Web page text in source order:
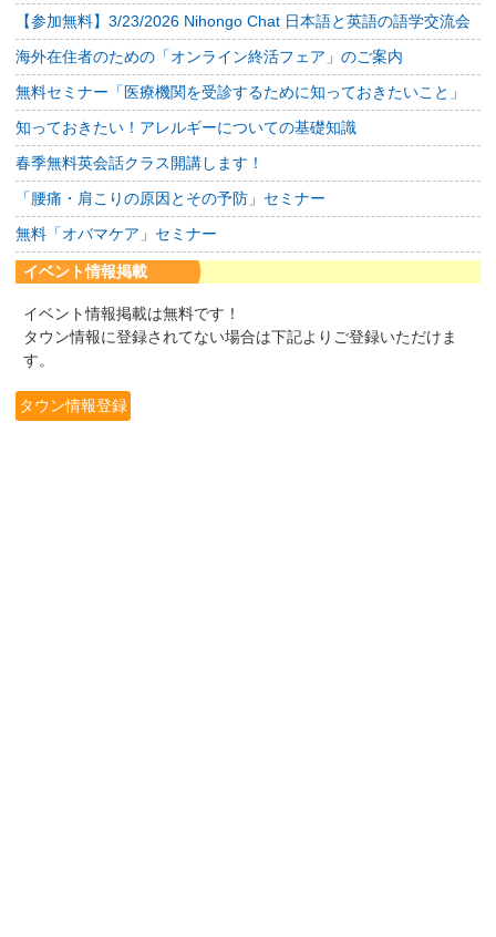
【参加無料】3/23/2026 Nihongo Chat 日本語と英語の語学交流会
海外在住者のための「オンライン終活フェア」のご案内
無料セミナー「医療機関を受診するために知っておきたいこと」
知っておきたい！アレルギーについての基礎知識
春季無料英会話クラス開講します！
「腰痛・肩こりの原因とその予防」セミナー
無料「オバマケア」セミナー
イベント情報掲載
イベント情報掲載は無料です！
タウン情報に登録されてない場合は下記よりご登録いただけま
す。
タウン情報登録